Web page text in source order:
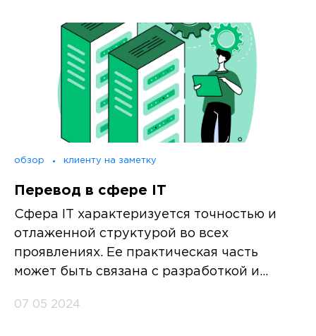
обзор клиенту на заметку
Перевод в сфере IT
Сфера IT характеризуется точностью и
отлаженной структурой во всех
проявлениях. Ее практическая часть
может быть связана с разработкой и...
07 05 2024